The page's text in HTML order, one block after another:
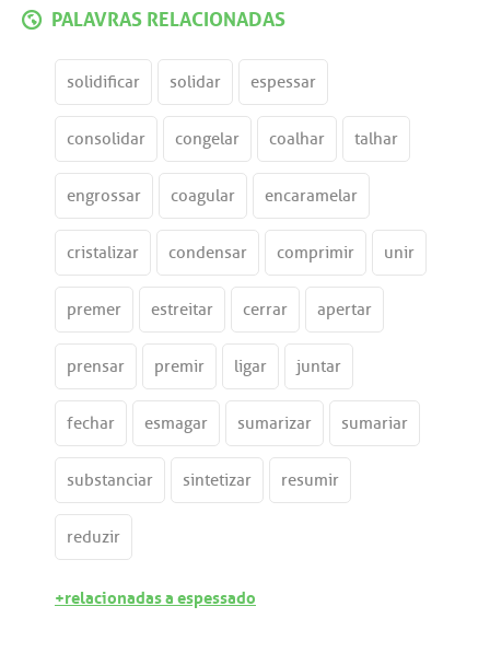
PALAVRAS RELACIONADAS
solidificar solidar espessar
consolidar congelar coalhar talhar
engrossar coagular encaramelar
cristalizar condensar comprimir unir
premer estreitar cerrar apertar
prensar premir ligar juntar
fechar esmagar sumarizar sumariar
substanciar sintetizar resumir
reduzir
+relacionadas a espessado